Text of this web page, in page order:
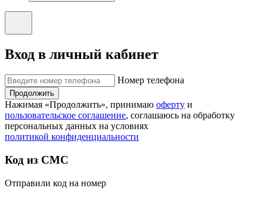
Вход в личный кабинет
Номер телефона
Продолжить
Нажимая «Продолжить», принимаю оферту и
пользовательское соглашение, соглашаюсь на обработку
персональных данных на условиях
политикой конфиденциальности
Код из СМС
Отправили код на номер